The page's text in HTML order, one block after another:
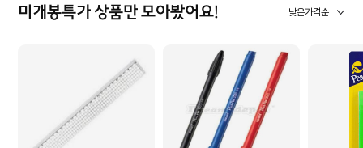
미개봉특가 상품만 모아봤어요!
낮은가격순